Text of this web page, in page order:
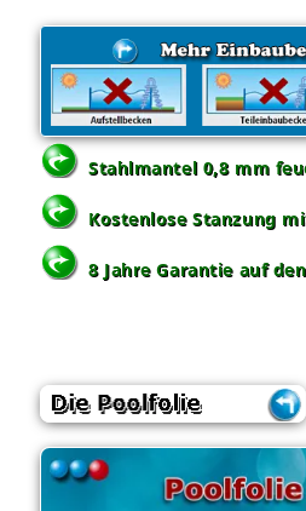
Stahlmantel 0,8 mm
Kostenlose Stanzung
8 Jahre Garantie auf